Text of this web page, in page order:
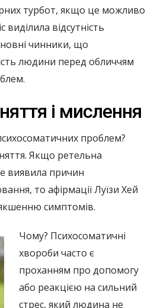
турбот, якщо це можливо
виділила відсутність
чинники, що
людини перед обличчям
і мислення
проблем?
Якщо ретельна
виявила причин
то афірмації Луїзи Хей
симптомів.
Чому? Психосоматичні
хвороби часто є
проханням про допомогу
або реакцією на сильний
стрес, який людина не